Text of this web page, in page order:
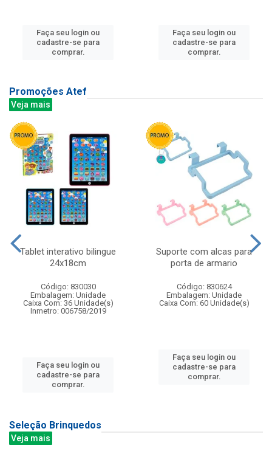
Faça seu login ou
cadastre-se para
comprar.
Faça seu login ou
cadastre-se para
comprar.
Promoções Atef
Veja mais
Tablet interativo bilingue
24x18cm
Código: 830030
Embalagem: Unidade
Caixa Com: 36 Unidade(s)
Inmetro: 006758/2019
Faça seu login ou
cadastre-se para
comprar.
Suporte com alcas para
porta de armario
Código: 830624
Embalagem: Unidade
Caixa Com: 60 Unidade(s)
Faça seu login ou
cadastre-se para
comprar.
Seleção Brinquedos
Veja mais